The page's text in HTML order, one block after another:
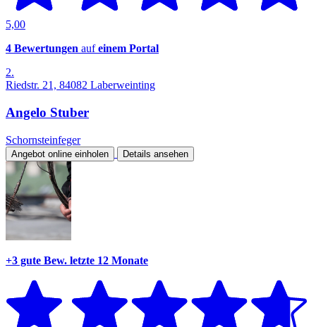
5,00
4 Bewertungen aufeinem Portal
2.
Riedstr. 21, 84082 Laberweinting
Angelo Stuber
Schornsteinfeger
Angebot online einholen Details ansehen
+3 gute Bew. letzte 12 Monate